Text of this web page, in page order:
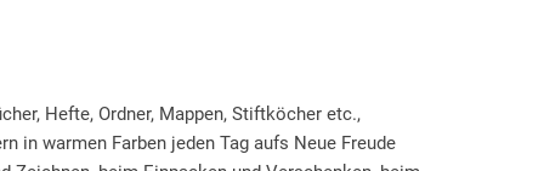
Hefte, Ordner, Mappen, Stiftköcher etc.,
in warmen Farben jeden Tag aufs Neue Freude